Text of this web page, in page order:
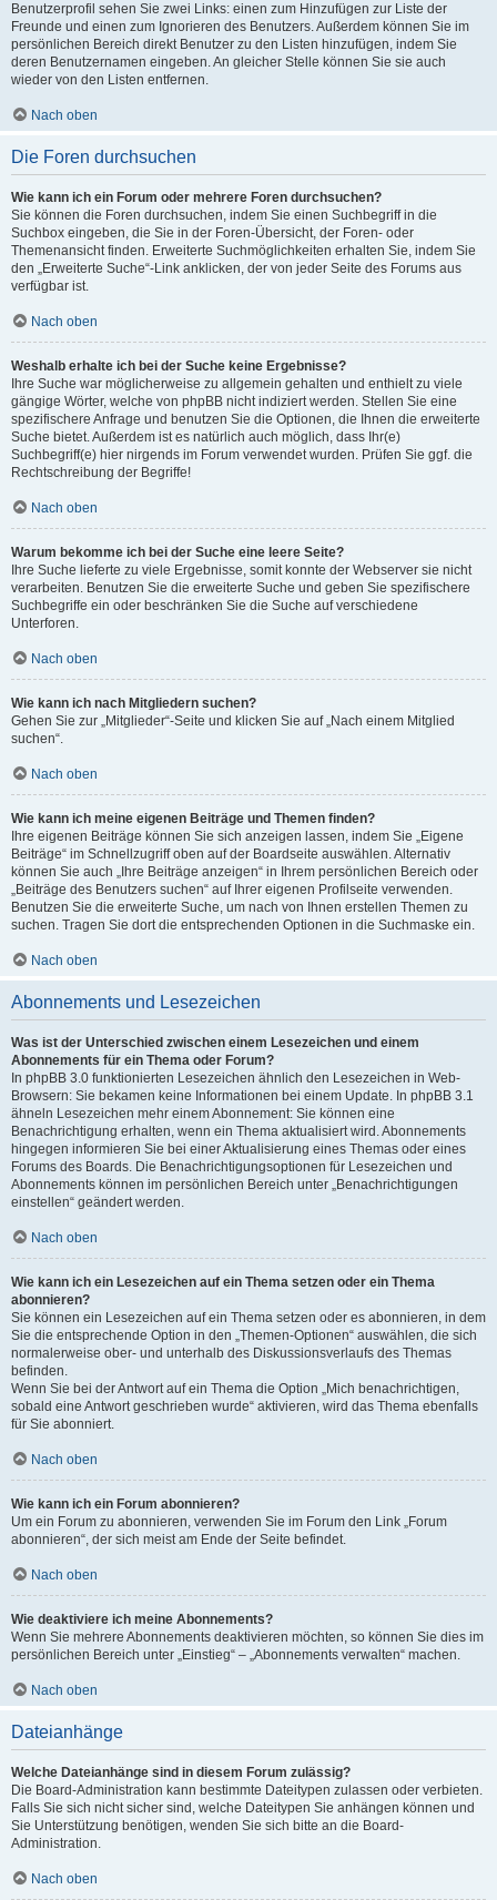
Benutzerprofil sehen Sie zwei Links: einen zum Hinzufügen zur Liste der
Freunde und einen zum Ignorieren des Benutzers. Außerdem können Sie im
persönlichen Bereich direkt Benutzer zu den Listen hinzufügen, indem Sie
deren Benutzernamen eingeben. An gleicher Stelle können Sie sie auch
wieder von den Listen entfernen.
Nach oben
Die Foren durchsuchen
Wie kann ich ein Forum oder mehrere Foren durchsuchen?
Sie können die Foren durchsuchen, indem Sie einen Suchbegriff in die
Suchbox eingeben, die Sie in der Foren-Übersicht, der Foren- oder
Themenansicht finden. Erweiterte Suchmöglichkeiten erhalten Sie, indem Sie
den „Erweiterte Suche“-Link anklicken, der von jeder Seite des Forums aus
verfügbar ist.
Nach oben
Weshalb erhalte ich bei der Suche keine Ergebnisse?
Ihre Suche war möglicherweise zu allgemein gehalten und enthielt zu viele
gängige Wörter, welche von phpBB nicht indiziert werden. Stellen Sie eine
spezifischere Anfrage und benutzen Sie die Optionen, die Ihnen die erweiterte
Suche bietet. Außerdem ist es natürlich auch möglich, dass Ihr(e)
Suchbegriff(e) hier nirgends im Forum verwendet wurden. Prüfen Sie ggf. die
Rechtschreibung der Begriffe!
Nach oben
Warum bekomme ich bei der Suche eine leere Seite?
Ihre Suche lieferte zu viele Ergebnisse, somit konnte der Webserver sie nicht
verarbeiten. Benutzen Sie die erweiterte Suche und geben Sie spezifischere
Suchbegriffe ein oder beschränken Sie die Suche auf verschiedene
Unterforen.
Nach oben
Wie kann ich nach Mitgliedern suchen?
Gehen Sie zur „Mitglieder“-Seite und klicken Sie auf „Nach einem Mitglied
suchen“.
Nach oben
Wie kann ich meine eigenen Beiträge und Themen finden?
Ihre eigenen Beiträge können Sie sich anzeigen lassen, indem Sie „Eigene
Beiträge“ im Schnellzugriff oben auf der Boardseite auswählen. Alternativ
können Sie auch „Ihre Beiträge anzeigen“ in Ihrem persönlichen Bereich oder
„Beiträge des Benutzers suchen“ auf Ihrer eigenen Profilseite verwenden.
Benutzen Sie die erweiterte Suche, um nach von Ihnen erstellen Themen zu
suchen. Tragen Sie dort die entsprechenden Optionen in die Suchmaske ein.
Nach oben
Abonnements und Lesezeichen
Was ist der Unterschied zwischen einem Lesezeichen und einem
Abonnements für ein Thema oder Forum?
In phpBB 3.0 funktionierten Lesezeichen ähnlich den Lesezeichen in Web-
Browsern: Sie bekamen keine Informationen bei einem Update. In phpBB 3.1
ähneln Lesezeichen mehr einem Abonnement: Sie können eine
Benachrichtigung erhalten, wenn ein Thema aktualisiert wird. Abonnements
hingegen informieren Sie bei einer Aktualisierung eines Themas oder eines
Forums des Boards. Die Benachrichtigungsoptionen für Lesezeichen und
Abonnements können im persönlichen Bereich unter „Benachrichtigungen
einstellen“ geändert werden.
Nach oben
Wie kann ich ein Lesezeichen auf ein Thema setzen oder ein Thema
abonnieren?
Sie können ein Lesezeichen auf ein Thema setzen oder es abonnieren, in dem
Sie die entsprechende Option in den „Themen-Optionen“ auswählen, die sich
normalerweise ober- und unterhalb des Diskussionsverlaufs des Themas
befinden.
Wenn Sie bei der Antwort auf ein Thema die Option „Mich benachrichtigen,
sobald eine Antwort geschrieben wurde“ aktivieren, wird das Thema ebenfalls
für Sie abonniert.
Nach oben
Wie kann ich ein Forum abonnieren?
Um ein Forum zu abonnieren, verwenden Sie im Forum den Link „Forum
abonnieren“, der sich meist am Ende der Seite befindet.
Nach oben
Wie deaktiviere ich meine Abonnements?
Wenn Sie mehrere Abonnements deaktivieren möchten, so können Sie dies im
persönlichen Bereich unter „Einstieg“ – „Abonnements verwalten“ machen.
Nach oben
Dateianhänge
Welche Dateianhänge sind in diesem Forum zulässig?
Die Board-Administration kann bestimmte Dateitypen zulassen oder verbieten.
Falls Sie sich nicht sicher sind, welche Dateitypen Sie anhängen können und
Sie Unterstützung benötigen, wenden Sie sich bitte an die Board-
Administration.
Nach oben